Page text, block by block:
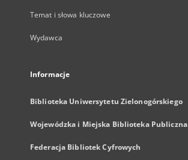
Temat i słowa kluczowe
Wydawca
Informacje
Biblioteka Uniwersytetu Zielonogórskiego
Wojewódzka i Miejska Biblioteka Publiczna
Federacja Bibliotek Cyfrowych